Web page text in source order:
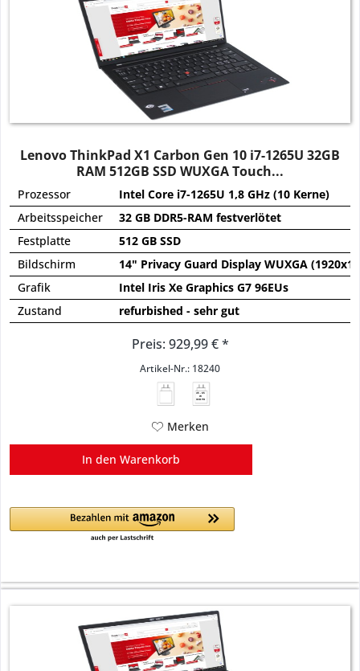
Lenovo ThinkPad X1 Carbon Gen 10 i7-1265U 32GB
RAM 512GB SSD WUXGA Touch...
Prozessor
Intel Core i7-1265U 1,8 GHz (10 Kerne)
Arbeitsspeicher
32 GB DDR5-RAM festverlötet
Festplatte
512 GB SSD
Bildschirm
14" Privacy Guard Display WUXGA
Grafik
Intel Iris Xe Graphics G7 96EUs
Zustand
refurbished - sehr gut
Preis: 929,99 € *
Artikel-Nr.: 18240
45 - 65
W
USB PD
Merken
In den Warenkorb